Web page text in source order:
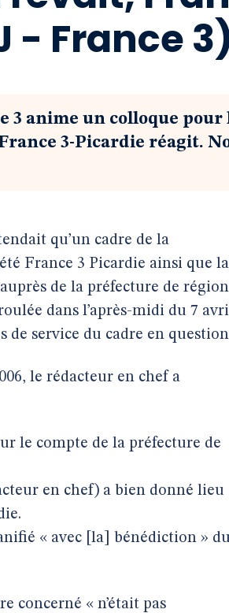
- France
3 anime un colloque pour
3-Picardie réagit.
qu’un cadre de la
France 3 Picardie ainsi que la
de la préfecture de
dans l’après-midi du 7
de service du cadre en
le rédacteur en chef a
le compte de la préfecture de
en chef) a bien donné lieu
« avec [la] bénédiction »
concerné « n’était pas